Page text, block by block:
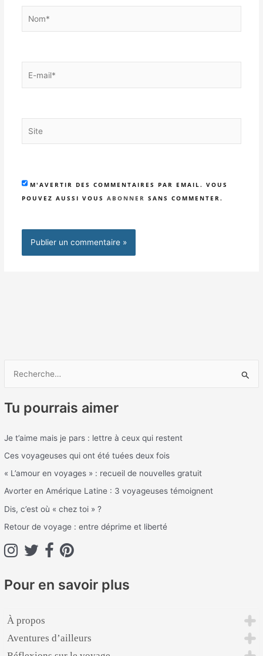
e
r
c
h
Tu pourrais aimer
Je t’aime mais je pars : lettre à ceux qui restent
Ces voyageuses qui ont été tuées deux fois
« L’amour en voyages » : recueil de nouvelles gratuit
Avorter en Amérique Latine : 3 voyageuses témoignent
Dis, c’est où « chez toi » ?
Retour de voyage : entre déprime et liberté
Pour en savoir plus
À propos
Aventures d’ailleurs
mail*
M'AVERTIR DES COMMENTAIRES PAR EMAIL. VOUS
POUVEZ AUSSI VOUS ABONNER SANS COMMENTER.